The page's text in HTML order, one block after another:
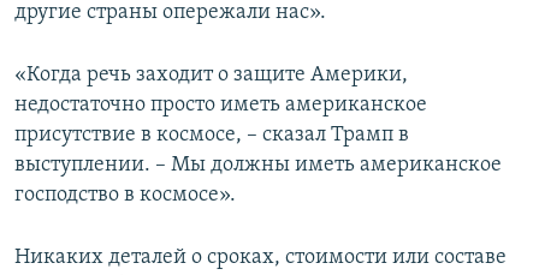
другие страны опережали нас».
«Когда речь заходит о защите Америки,
недостаточно просто иметь американское
присутствие в космосе, – сказал Трамп в
выступлении. – Мы должны иметь американское
господство в космосе».
Никаких деталей о сроках, стоимости или составе